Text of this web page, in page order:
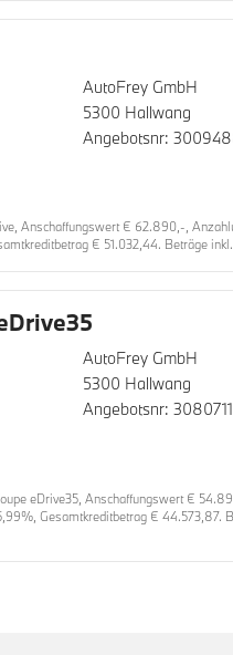
AutoFrey GmbH
5300 Hallwang
Angebotsnr:
Anschaffungswert € 62.890,-,
€ 51.032,44. Beträge
AutoFrey GmbH
5300 Hallwang
Angebotsnr: 3080711
eDrive35, Anschaffungswert €
Gesamtkreditbetrag € 44.573,87.